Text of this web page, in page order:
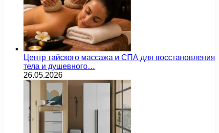
Центр тайского массажа и СПА для восстановления
тела и душевного…
26.05.2026